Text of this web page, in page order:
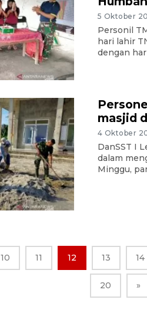
5 Oktober
Personil
hari lahir
dengan
masjid
4 Oktober
DanSST I
dalam
Minggu,
10 11 12 13 14
20 »